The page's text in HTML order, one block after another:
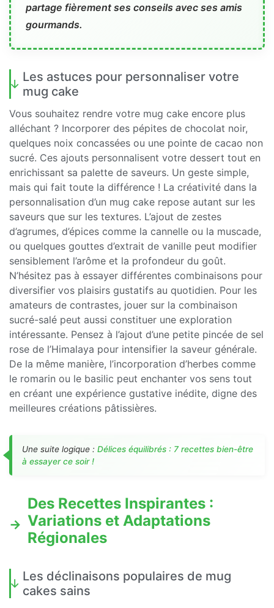
partage fièrement ses conseils avec ses amis
gourmands.
Les astuces pour personnaliser votre
mug cake
Vous souhaitez rendre votre mug cake encore plus
alléchant ? Incorporer des pépites de chocolat noir,
quelques noix concassées ou une pointe de cacao non
sucré. Ces ajouts personnalisent votre dessert tout en
enrichissant sa palette de saveurs. Un geste simple,
mais qui fait toute la différence ! La créativité dans la
personnalisation d’un mug cake repose autant sur les
saveurs que sur les textures. L’ajout de zestes
d’agrumes, d’épices comme la cannelle ou la muscade,
ou quelques gouttes d’extrait de vanille peut modifier
sensiblement l’arôme et la profondeur du goût.
N’hésitez pas à essayer différentes combinaisons pour
diversifier vos plaisirs gustatifs au quotidien. Pour les
amateurs de contrastes, jouer sur la combinaison
sucré-salé peut aussi constituer une exploration
intéressante. Pensez à l’ajout d’une petite pincée de sel
rose de l’Himalaya pour intensifier la saveur générale.
De la même manière, l’incorporation d’herbes comme
le romarin ou le basilic peut enchanter vos sens tout
en créant une expérience gustative inédite, digne des
meilleures créations pâtissières.
Une suite logique : Délices équilibrés : 7 recettes bien-être
à essayer ce soir !
Des Recettes Inspirantes :
Variations et Adaptations
Régionales
Les déclinaisons populaires de mug
cakes sains